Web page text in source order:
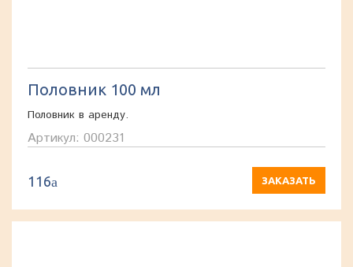
Половник 100 мл
Половник в аренду.
Артикул: 000231
116a ЗАКАЗАТЬ